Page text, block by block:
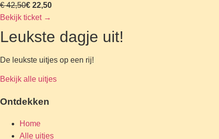
€ 42,50€ 22,50
Bekijk ticket →
Leukste dagje uit!
De leukste uitjes op een rij!
Bekijk alle uitjes
Ontdekken
Home
Alle uitjes